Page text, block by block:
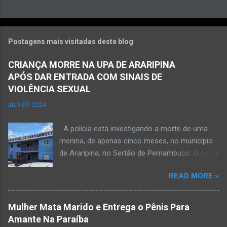
Postagens mais visitadas deste blog
CRIANÇA MORRE NA UPA DE ARARIPINA
APÓS DAR ENTRADA COM SINAIS DE
VIOLÊNCIA SEXUAL
abril 09, 2024
A polícia está investigando a morte de uma
menina, de apenas cinco meses, no município
de Araripina, no Sertão de Pernambuco. O caso
morte a esclarecer”. A PM diz que, na segunda-
feira (8), foi acionada para verificar uma
possível ocorrência de estupro de vulnerável,
na UPA da cidade, mas ao chegar ao local a
READ MORE »
Mulher Mata Marido e Entrega o Pênis Para
Amante Na Paraíba